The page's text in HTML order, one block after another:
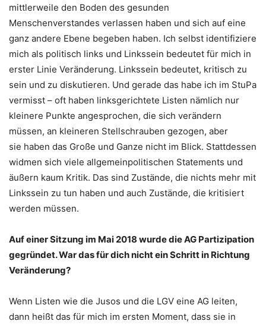
mittlerweile den Boden des gesunden
Menschenverstandes verlassen haben und sich auf eine
ganz andere Ebene begeben haben. Ich selbst identifiziere
mich als politisch links und Linkssein bedeutet für mich in
erster Linie Veränderung. Linkssein bedeutet, kritisch zu
sein und zu diskutieren. Und gerade das habe ich im StuPa
vermisst – oft haben linksgerichtete Listen nämlich nur
kleinere Punkte angesprochen, die sich verändern
müssen, an kleineren Stellschrauben gezogen, aber
sie haben das Große und Ganze nicht im Blick. Stattdessen
widmen sich viele allgemeinpolitischen Statements und
äußern kaum Kritik. Das sind Zustände, die nichts mehr mit
Linkssein zu tun haben und auch Zustände, die kritisiert
werden müssen.
Auf einer Sitzung im Mai 2018 wurde die AG Partizipation
gegründet. War das für dich nicht ein Schritt in Richtung
Veränderung?
Wenn Listen wie die Jusos und die LGV eine AG leiten,
dann heißt das für mich im ersten Moment, dass sie in